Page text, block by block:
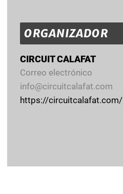
ORGANIZADOR
CIRCUIT CALAFAT
Correo electrónico
info@circuitcalafat.com
https://circuitcalafat.com/